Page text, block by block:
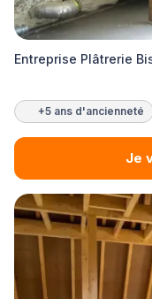
Entreprise Plâtrerie
+5 ans d'ancienneté
Je